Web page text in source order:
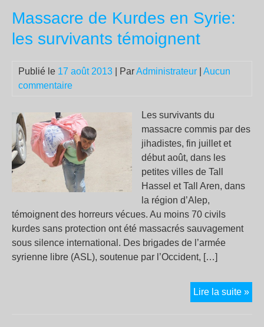
Massacre de Kurdes en Syrie:
les survivants témoignent
Publié le 17 août 2013 | ParAdministrateur
Aucun
commentaire
Les survivants du
massacre commis par des
jihadistes, fin juillet et
début août, dans les
petites villes de Tall
Hassel et Tall Aren, dans
la région d’Alep,
témoignent des horreurs vécues. Au moins 70 civils
kurdes sans protection ont été massacrés sauvagement
sous silence international. Des brigades de l’armée
syrienne libre (ASL), soutenue par l’Occident, […]
Lire la suite »
de